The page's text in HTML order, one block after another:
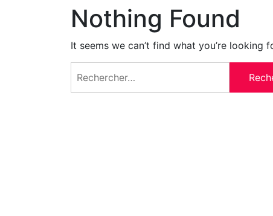
Nothing Found
It seems we can’t find what you’re looking